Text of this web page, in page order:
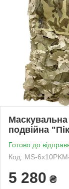
Маскувальна
подвійна
Готово до
Код: MS-
5 280 ₴